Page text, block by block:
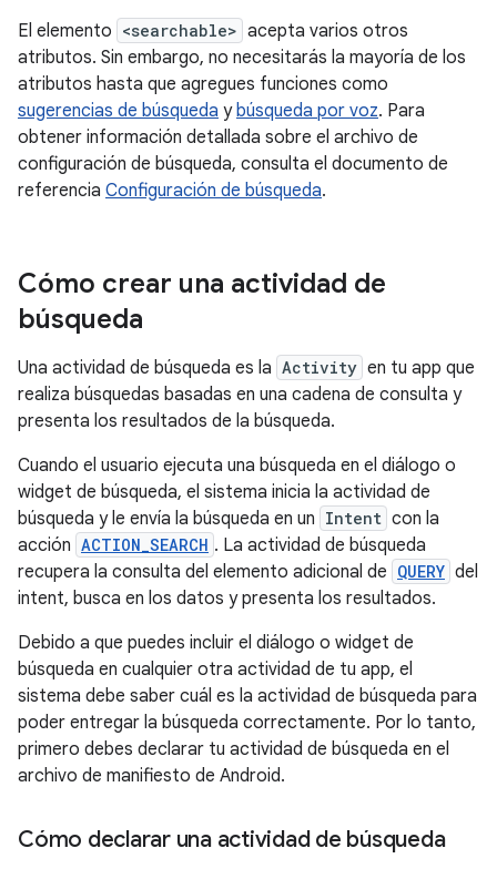
El elemento <searchable> acepta varios otros
atributos. Sin embargo, no necesitarás la mayoría de los
atributos hasta que agregues funciones como
sugerencias de búsqueda ybúsqueda por voz. Para
obtener información detallada sobre el archivo de
configuración de búsqueda, consulta el documento de
referencia Configuración de búsqueda.
Cómo crear una actividad de
búsqueda
Una actividad de búsqueda es la Activity en tu app que
realiza búsquedas basadas en una cadena de consulta y
presenta los resultados de la búsqueda.
Cuando el usuario ejecuta una búsqueda en el diálogo o
widget de búsqueda, el sistema inicia la actividad de
búsqueda y le envía la búsqueda en un Intent con la
acción ACTION_SEARCH . La actividad de búsqueda
recupera la consulta del elemento adicional de QUERY del
intent, busca en los datos y presenta los resultados.
Debido a que puedes incluir el diálogo o widget de
búsqueda en cualquier otra actividad de tu app, el
sistema debe saber cuál es la actividad de búsqueda para
poder entregar la búsqueda correctamente. Por lo tanto,
primero debes declarar tu actividad de búsqueda en el
archivo de manifiesto de Android.
Cómo declarar una actividad de búsqueda